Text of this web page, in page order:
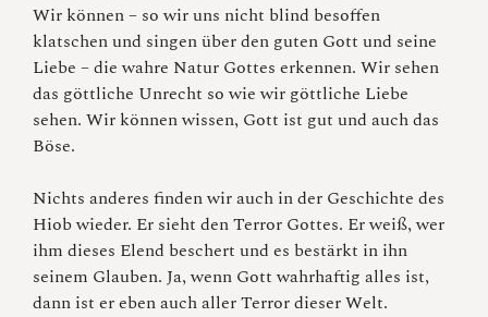
Wir können – so wir uns nicht blind besoffen
klatschen und singen über den guten Gott und seine
Liebe – die wahre Natur Gottes erkennen. Wir sehen
das göttliche Unrecht so wie wir göttliche Liebe
sehen. Wir können wissen, Gott ist gut und auch das
Böse.
Nichts anderes finden wir auch in der Geschichte des
Hiob wieder. Er sieht den Terror Gottes. Er weiß, wer
ihm dieses Elend beschert und es bestärkt in ihn
seinem Glauben. Ja, wenn Gott wahrhaftig alles ist,
dann ist er eben auch aller Terror dieser Welt.